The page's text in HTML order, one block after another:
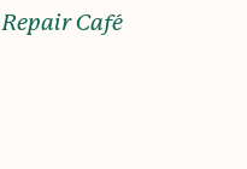
Repair Café